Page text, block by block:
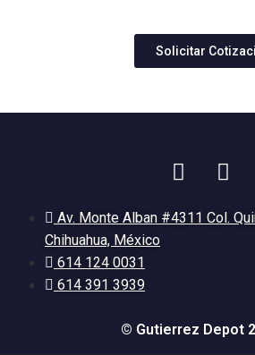
Solicitar
Av. Monte Alban #4311 Col.
Chihuahua, México
614 124 0031
614 391 3939
© Gutierrez Depot